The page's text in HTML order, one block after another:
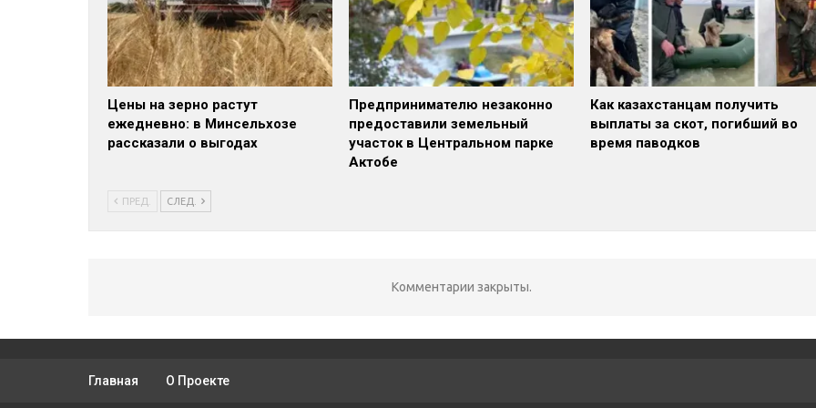
Цены на зерно растут
ежедневно: в Минсельхозе
рассказали о выгодах
Предпринимателю незаконно
предоставили земельный
участок в Центральном парке
Актобе
Как казахстанцам получить
выплаты за скот, погибший во
время паводков
ПРЕД. СЛЕД.
Комментарии закрыты.
Главная О Проекте